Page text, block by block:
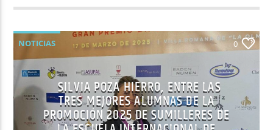
NOTICIAS 0
SILVIA POZA HIERRO, ENTRE LAS
TRES MEJORES ALUMNAS DE LA
PROMOCIÓN 2025 DE SUMILLERES DE